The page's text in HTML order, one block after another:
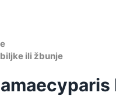
ili žbunje